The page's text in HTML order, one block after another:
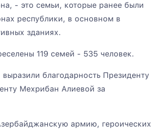
- это семьи, которые ранее были
республики, в основном в
зданиях.
119 семей - 535 человек.
благодарность Президенту
Мехрибан Алиевой за
армию, героических